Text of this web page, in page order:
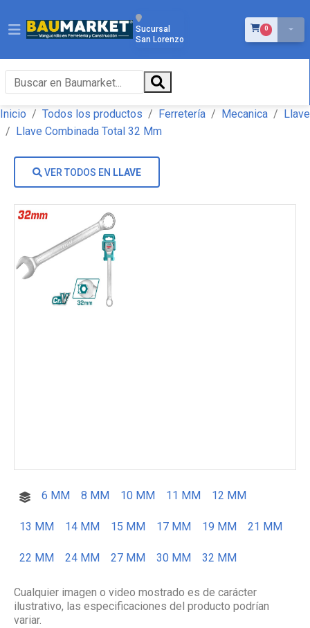
Sucursal
San Lorenzo
0ÍTEMS EN EL
Inicio Todos los productos Ferretería Mecanica
Llave
Llave Combinada Total 32 Mm
VER TODOS EN LLAVE
6 MM 8 MM 10 MM 11 MM 12 MM
13 MM 14 MM 15 MM 17 MM 19 MM 21 MM
22 MM 24 MM 27 MM 30 MM 32 MM
Cualquier imagen o video mostrado es de carácter
ilustrativo, las especificaciones del producto podrían
variar.